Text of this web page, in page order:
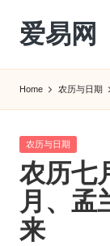
Skip
content
爱易网
转
农
历
阴
历
查
Home 农历与日期
Posted
农历与日期
农历七
月、孟
来